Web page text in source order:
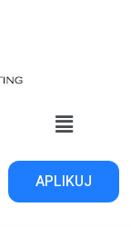
APLIKUJ